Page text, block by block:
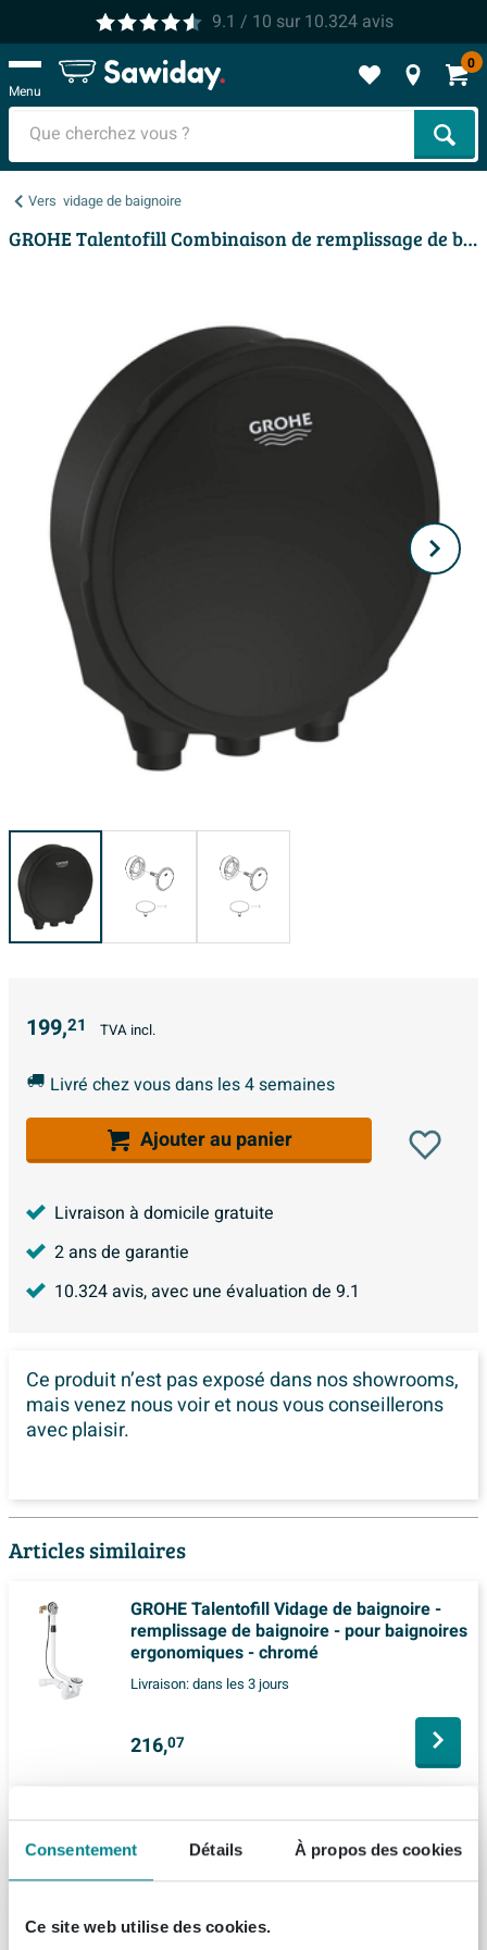
Consentement Détails À propos des cookies
Ce site web utilise des cookies.
9.1 / 10 sur 10.324avis
Menu
0
Vers vidage de baignoire
GROHE Talentofill Combinaison de remplissage de baignoire - avec vidage de baignoire - avec alimentation - noir mat
199,21 TVA incl.
Livré chez vous dans les 4 semaines
Ajouter au panier
Livraison à domicile gratuite
2 ans de garantie
10.324avis, avec une évaluation de 9.1
Ce produit n’est pas exposé dansnos showrooms,
mais venez nous voir et nous vous conseillerons
avec plaisir.
Articles similaires
GROHE Talentofill Vidage de baignoire -
remplissage de baignoire - pour baignoires
ergonomiques - chromé
Livraison:dans les 3 jours
216,07
Fortifura Calvi Ensemble vidage de
baignoire - commande rotative - noir mat